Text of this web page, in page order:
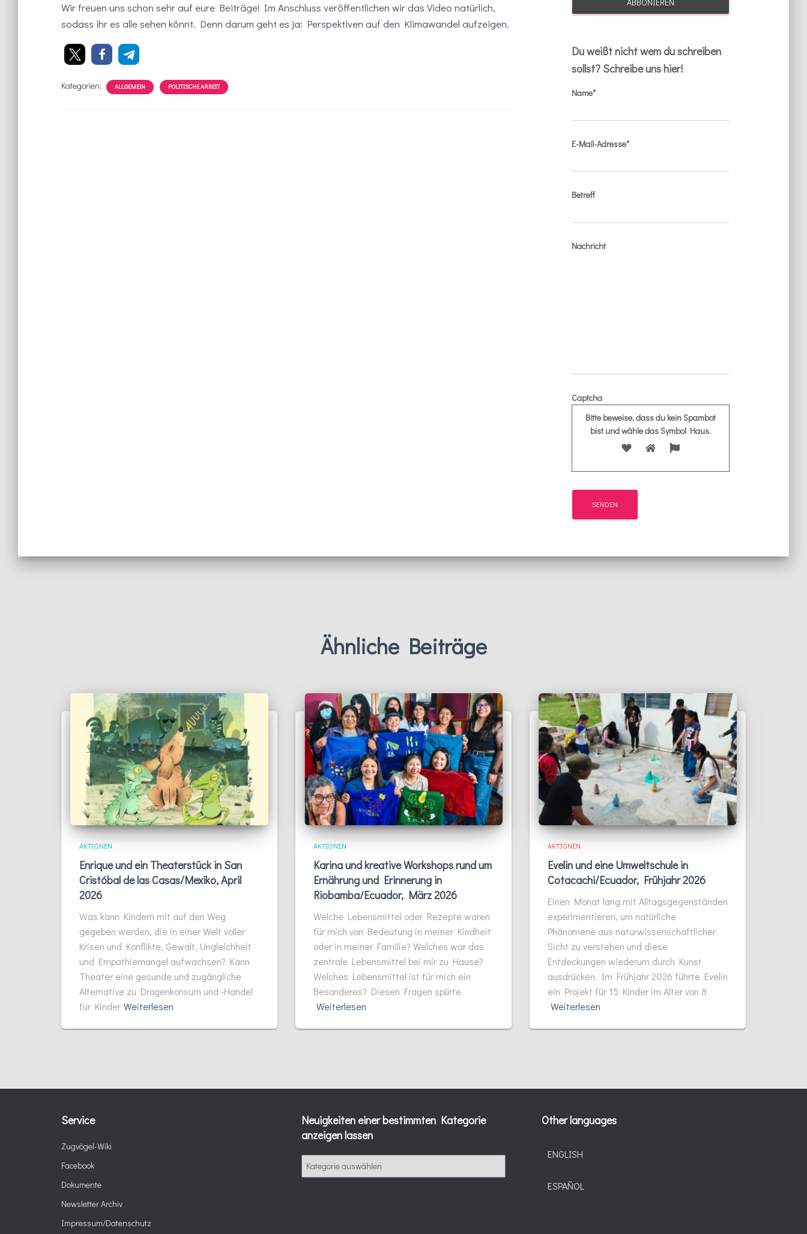
Wir freuen uns schon sehr auf eure Beiträge! Im Anschluss veröffentlichen wir das Video natürlich,
sodass ihr es alle sehen könnt. Denn darum geht es ja: Perspektiven auf den Klimawandel aufzeigen.
Kategorien: ALLGEMEIN POLITISCHE ARBEIT
Du weißt nicht wem du schreiben
sollst? Schreibe uns hier!
Name*
E-Mail-Adresse*
Betreff
Nachricht
Captcha
Bitte beweise, dass du kein Spambot
bist und wähle das SymbolHaus.
Ähnliche Beiträge
AKTIONEN
Enrique und ein Theaterstück in San
Cristóbal de las Casas/Mexiko, April
2026
Was kann Kindern mit auf den Weg
gegeben werden, die in einer Welt voller
Krisen und Konflikte, Gewalt, Ungleichheit
und Empathiemangel aufwachsen? Kann
Theater eine gesunde und zugängliche
Alternative zu Drogenkonsum und -Handel
für Kinder Weiterlesen
AKTIONEN
Karina und kreative Workshops rund um
Ernährung und Erinnerung in
Riobamba/Ecuador, März 2026
Welche Lebensmittel oder Rezepte waren
für mich von Bedeutung in meiner Kindheit
oder in meiner Familie? Welches war das
zentrale Lebensmittel bei mir zu Hause?
Welches Lebensmittel ist für mich ein
Besonderes? Diesen Fragen spürte
Weiterlesen
AKTIONEN
Evelin und eine Umweltschule in
Cotacachi/Ecuador, Frühjahr 2026
Einen Monat lang mit Alltagsgegenständen
experimentieren, um natürliche
Phänomene aus naturwissenschaftlicher
Sicht zu verstehen und diese
Entdeckungen wiederum durch Kunst
ausdrücken. Im Frühjahr 2026 führte Evelin
ein Projekt für 15 Kinder im Alter von 8
Weiterlesen
Service
Zugvögel-Wiki
Facebook
Dokumente
Newsletter Archiv
Impressum/Datenschutz
Neuigkeiten einer bestimmten Kategorie
anzeigen lassen
Other languages
ENGLISH
ESPAÑOL